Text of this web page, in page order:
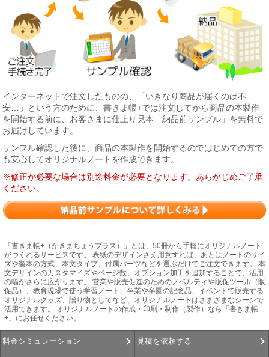
インターネットで注文したものの、「いきなり商品が届くのは不
安…」という方のために、書きま帳+では注文してから商品の本製作
を開始する前に、お客さまに仕上り見本「納品前サンプル」を無料で
お届けしています。
サンプル確認した後に、商品の本製作を開始するのではじめての方で
も安心してオリジナルノートを作成できます。
※修正が必要な場合は別途料金が必要となります。あらかじめご了承
ください。
「書きま帳+（かきまちょうプラス）」とは、50冊から手軽にオリジナルノート
がつくれるサービスです。 表紙のデザインさえ用意すれば、あとはノートのサイ
ズや製本の方式、本文タイプ、付属パーツなどを選ぶだけでご注文できます。 本
文デザインのカスタマイズやページ数、オプション加工を追加することで、活用
の幅がさらに広がります。 営業や販売促進のためのノベルティや販促ツール（販
促品）、教育現場で使う学習ノート、卒業や卒園の記念品、イベントで販売する
オリジナルグッズ、贈り物としてなど、オリジナルノートはさまざまなシーンで
活用できます。 オリジナルノートの作成・印刷・制作（製作）なら「書きま帳
+」にお任せください。
料金シミュレーション 見積を依頼する